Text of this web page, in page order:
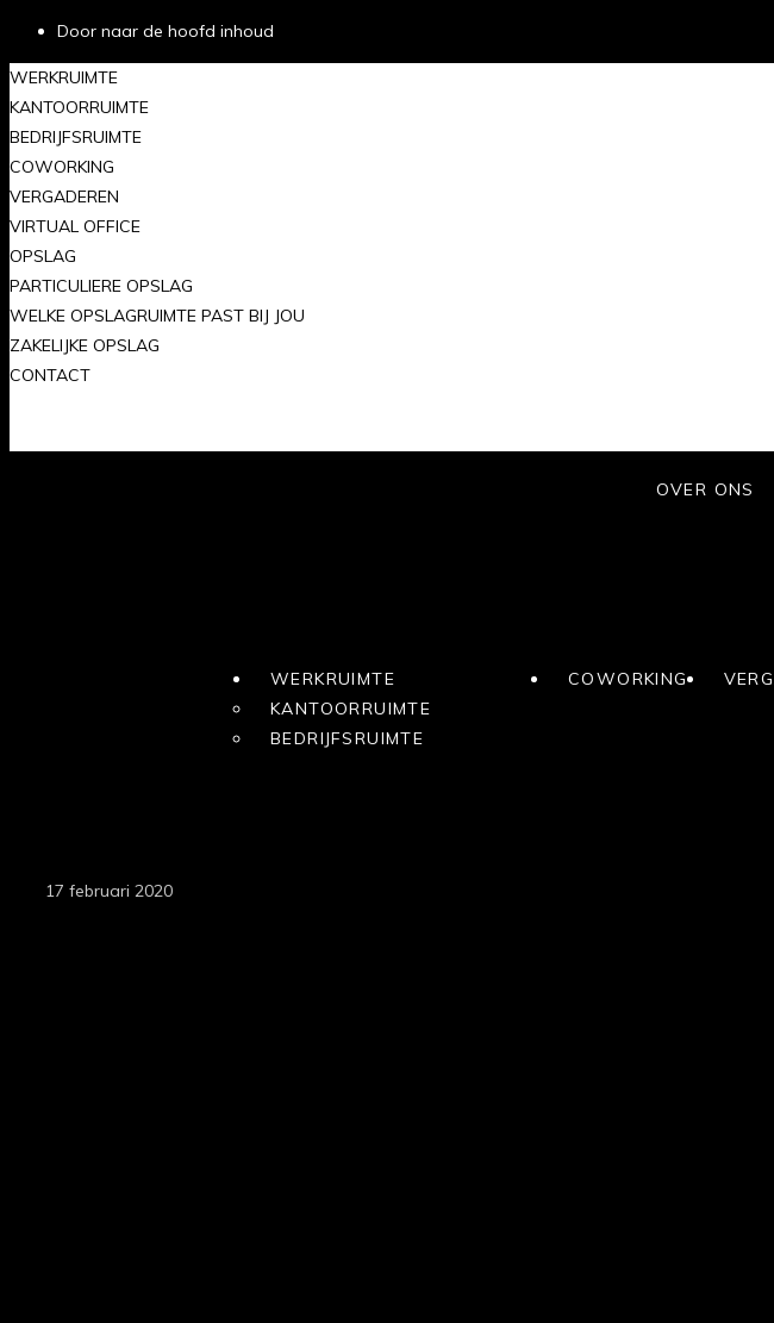
Door naar de hoofd inhoud
WERKRUIMTE
KANTOORRUIMTE
BEDRIJFSRUIMTE
COWORKING
VERGADEREN
VIRTUAL OFFICE
OPSLAG
PARTICULIERE OPSLAG
WELKE OPSLAGRUIMTE PAST BIJ JOU
ZAKELIJKE OPSLAG
CONTACT
OVER ONS
WERKRUIMTE
KANTOORRUIMTE
BEDRIJFSRUIMTE
COWORKING
17 februari 2020